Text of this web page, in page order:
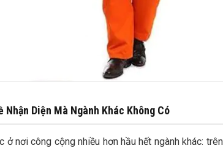
Nhận Diện Mà Ngành Khác Không Có
ở nơi công cộng nhiều hơn hầu hết ngành khác: